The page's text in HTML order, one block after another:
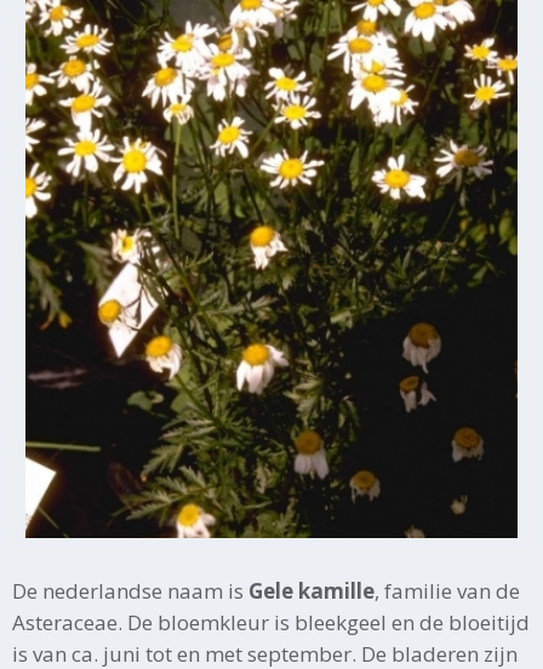
De nederlandse naam is Gele kamille, familie van de
Asteraceae. De bloemkleur is bleekgeel en de bloeitijd
is van ca. juni tot en met september. De bladeren zijn